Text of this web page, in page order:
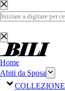
Salta
al
contenuto
Nessun
risultato
Home
Abiti da Sposa
COLLEZIONE